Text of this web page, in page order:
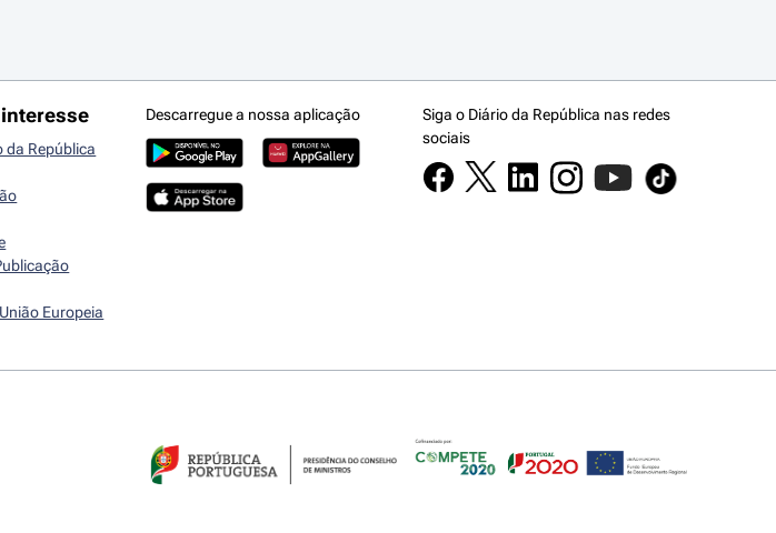
da República
Europeia
Descarregue a nossa aplicação
Siga o Diário da República nas redes
sociais